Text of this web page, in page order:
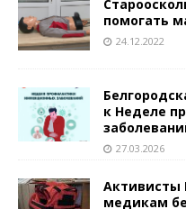
помогать
24.12.2022
к Неделе
27.03.2026
Активисты
медикам